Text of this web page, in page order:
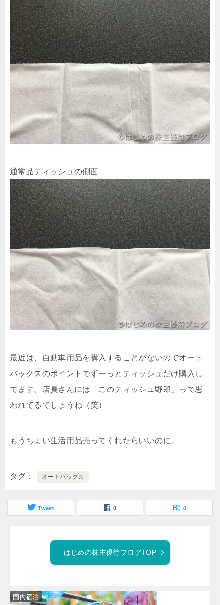
通常品ティッシュの側面
最近は、自動車用品を購入することがないのでオート
バックスのポイントでずーっとティッシュだけ購入し
てます。店員さんには「このティッシュ野郎」って思
われてるでしょうね（笑）
もうちょい生活用品売ってくれたらいいのに。
タグ オートバックス
Tweet 0 0
はじめの株主優待ブログTOP